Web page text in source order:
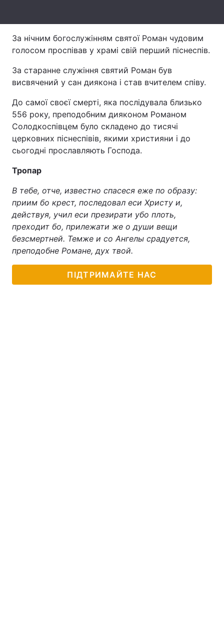
Інтерв'ю Думки
Архів Вакансії
Контакти
Послуги
Тема оформлення
За нічним богослужінням святої Роман чудовим
голосом проспівав у храмі свій перший піснеспів.
За старанне служіння святий Роман був
висвячений у сан диякона і став вчителем співу.
До самої своєї смерті, яка послідувала близько
556 року, преподобним дияконом Романом
Солодкоспівцем було складено до тисячі
церковних піснеспівів, якими християни і до
сьогодні прославляють Господа.
Тропар
В тебе, отче, известно спасеся еже по образу:
приим бо крест, последовал еси Христу и,
действуя, учил еси презирати убо плоть,
преходит бо, прилежати же о души вещи
безсмертней. Темже и со Ангелы срадуется,
преподобне Романе, дух твой.
ПІДТРИМАЙТЕ НАС